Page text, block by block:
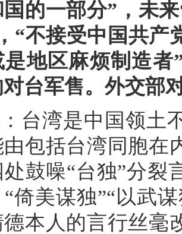
国的一部分”，未
“不接受中国共产
是地区麻烦制造
台军售。外交部
台湾是中国领土
包括台湾同胞在
鼓噪“台独”分裂
倚美谋独”“以武
本人的言行丝毫